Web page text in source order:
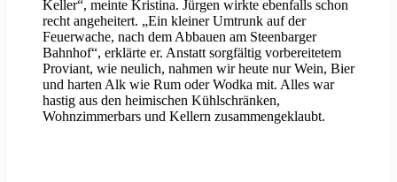
Keller“, meinte Kristina. Jürgen wirkte ebenfalls schon
recht angeheitert. „Ein kleiner Umtrunk auf der
Feuerwache, nach dem Abbauen am Steenbarger
Bahnhof“, erklärte er. Anstatt sorgfältig vorbereitetem
Proviant, wie neulich, nahmen wir heute nur Wein, Bier
und harten Alk wie Rum oder Wodka mit. Alles war
hastig aus den heimischen Kühlschränken,
Wohnzimmerbars und Kellern zusammengeklaubt.